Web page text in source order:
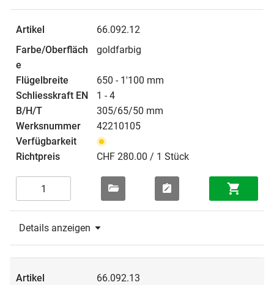
66.092.12
goldfarbig
650 - 1'100 mm
1 - 4
305/65/50 mm
42210105
CHF 280.00 / 1 Stück
Details anzeigen
66.092.13